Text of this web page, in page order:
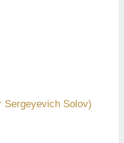
Sergeyevich Solov)